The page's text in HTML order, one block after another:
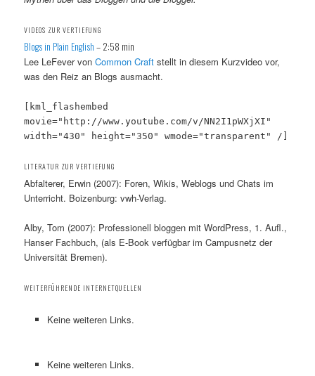
VIDEOS ZUR VERTIEFUNG
Blogs in Plain English – 2:58 min
Lee LeFever vonCommon Craft stellt in diesem Kurzvideo vor,
was den Reiz an Blogs ausmacht.
[kml_flashembed
movie="http://www.youtube.com/v/NN2I1pWXjXI"
width="430" height="350" wmode="transparent" /]
LITERATUR ZUR VERTIEFUNG
Abfalterer, Erwin (2007): Foren, Wikis, Weblogs und Chats im
Unterricht. Boizenburg: vwh-Verlag.
Alby, Tom (2007): Professionell bloggen mit WordPress, 1. Aufl.,
Hanser Fachbuch, (als E-Book verfügbar im Campusnetz der
Universität Bremen).
WEITERFÜHRENDE INTERNETQUELLEN
Keine weiteren Links.
Keine weiteren Links.